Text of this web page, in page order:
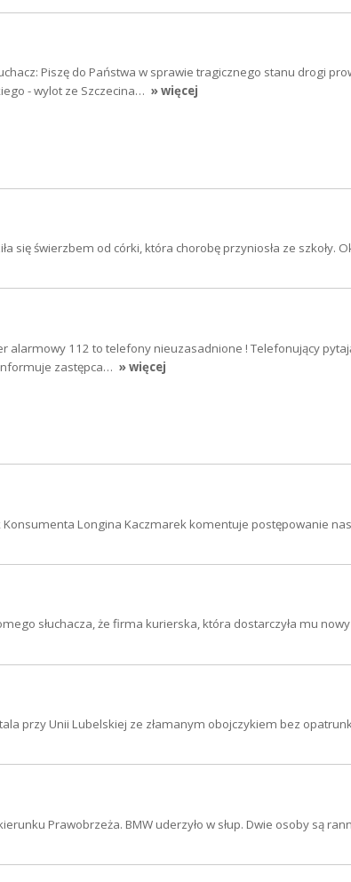
Piszę do Państwa w sprawie tragicznego stanu drogi
- wylot ze Szczecina… » więcej
się świerzbem od córki, która chorobę przyniosła ze szkoły.
alarmowy 112 to telefony nieuzasadnione ! Telefonujący
zastępca… » więcej
Longina Kaczmarek komentuje postępowanie
słuchacza, że firma kurierska, która dostarczyła mu
przy Unii Lubelskiej ze złamanym obojczykiem bez
Prawobrzeża. BMW uderzyło w słup. Dwie osoby są